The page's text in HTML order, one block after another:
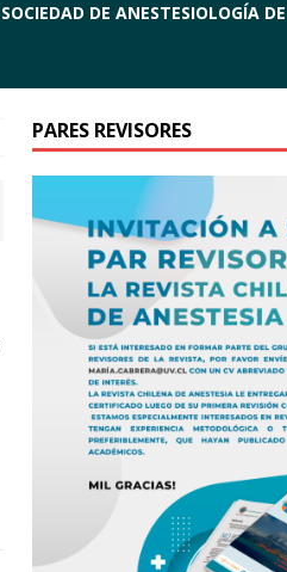
SOCIEDAD DE ANESTESIOLOGÍA
PARES REVISORES